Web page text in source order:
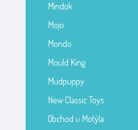
Mindok
Mojo
Mondo
Mould King
Mudpuppy
New Classic Toys
Obchod u Motýla